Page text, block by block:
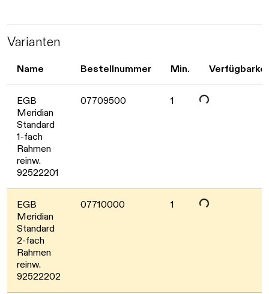
Varianten
Name Bestellnummer Min.
EGB
Meridian
Standard
1-fach
Rahmen
reinw.
92522201
07709500 1
Daten werden geladen. Bitte warten...
EGB
Meridian
Standard
2-fach
Rahmen
reinw.
92522202
07710000 1
Daten werden geladen. Bitte warten...
Daten werden geladen. Bitte warten...